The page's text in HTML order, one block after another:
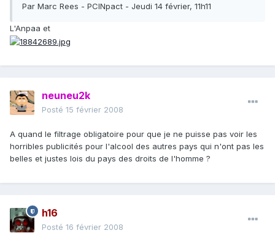
Par Marc Rees - PCINpact - Jeudi 14 février, 11h11
L'Anpaa et
neuneu2k
Posté 15 février 2008
A quand le filtrage obligatoire pour que je ne puisse pas voir les
horribles publicités pour l'alcool des autres pays qui n'ont pas les
belles et justes lois du pays des droits de l'homme ?
h16
Posté 16 février 2008